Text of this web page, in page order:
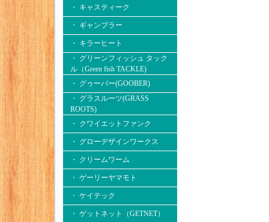
・ キャスティーク
・ ギャンブラー
・ キラーヒート
・ グリーンフィッシュ タック
ル（Green fish TACKLE)
・ グゥーバー(GOOBER)
・ グラスルーツ(GRASS
ROOTS)
・ クワイエットファンク
・ グローデザインワークス
・ クリームワーム
・ ゲーリーヤマモト
・ ケイテック
・ ゲットネット（GETNET）